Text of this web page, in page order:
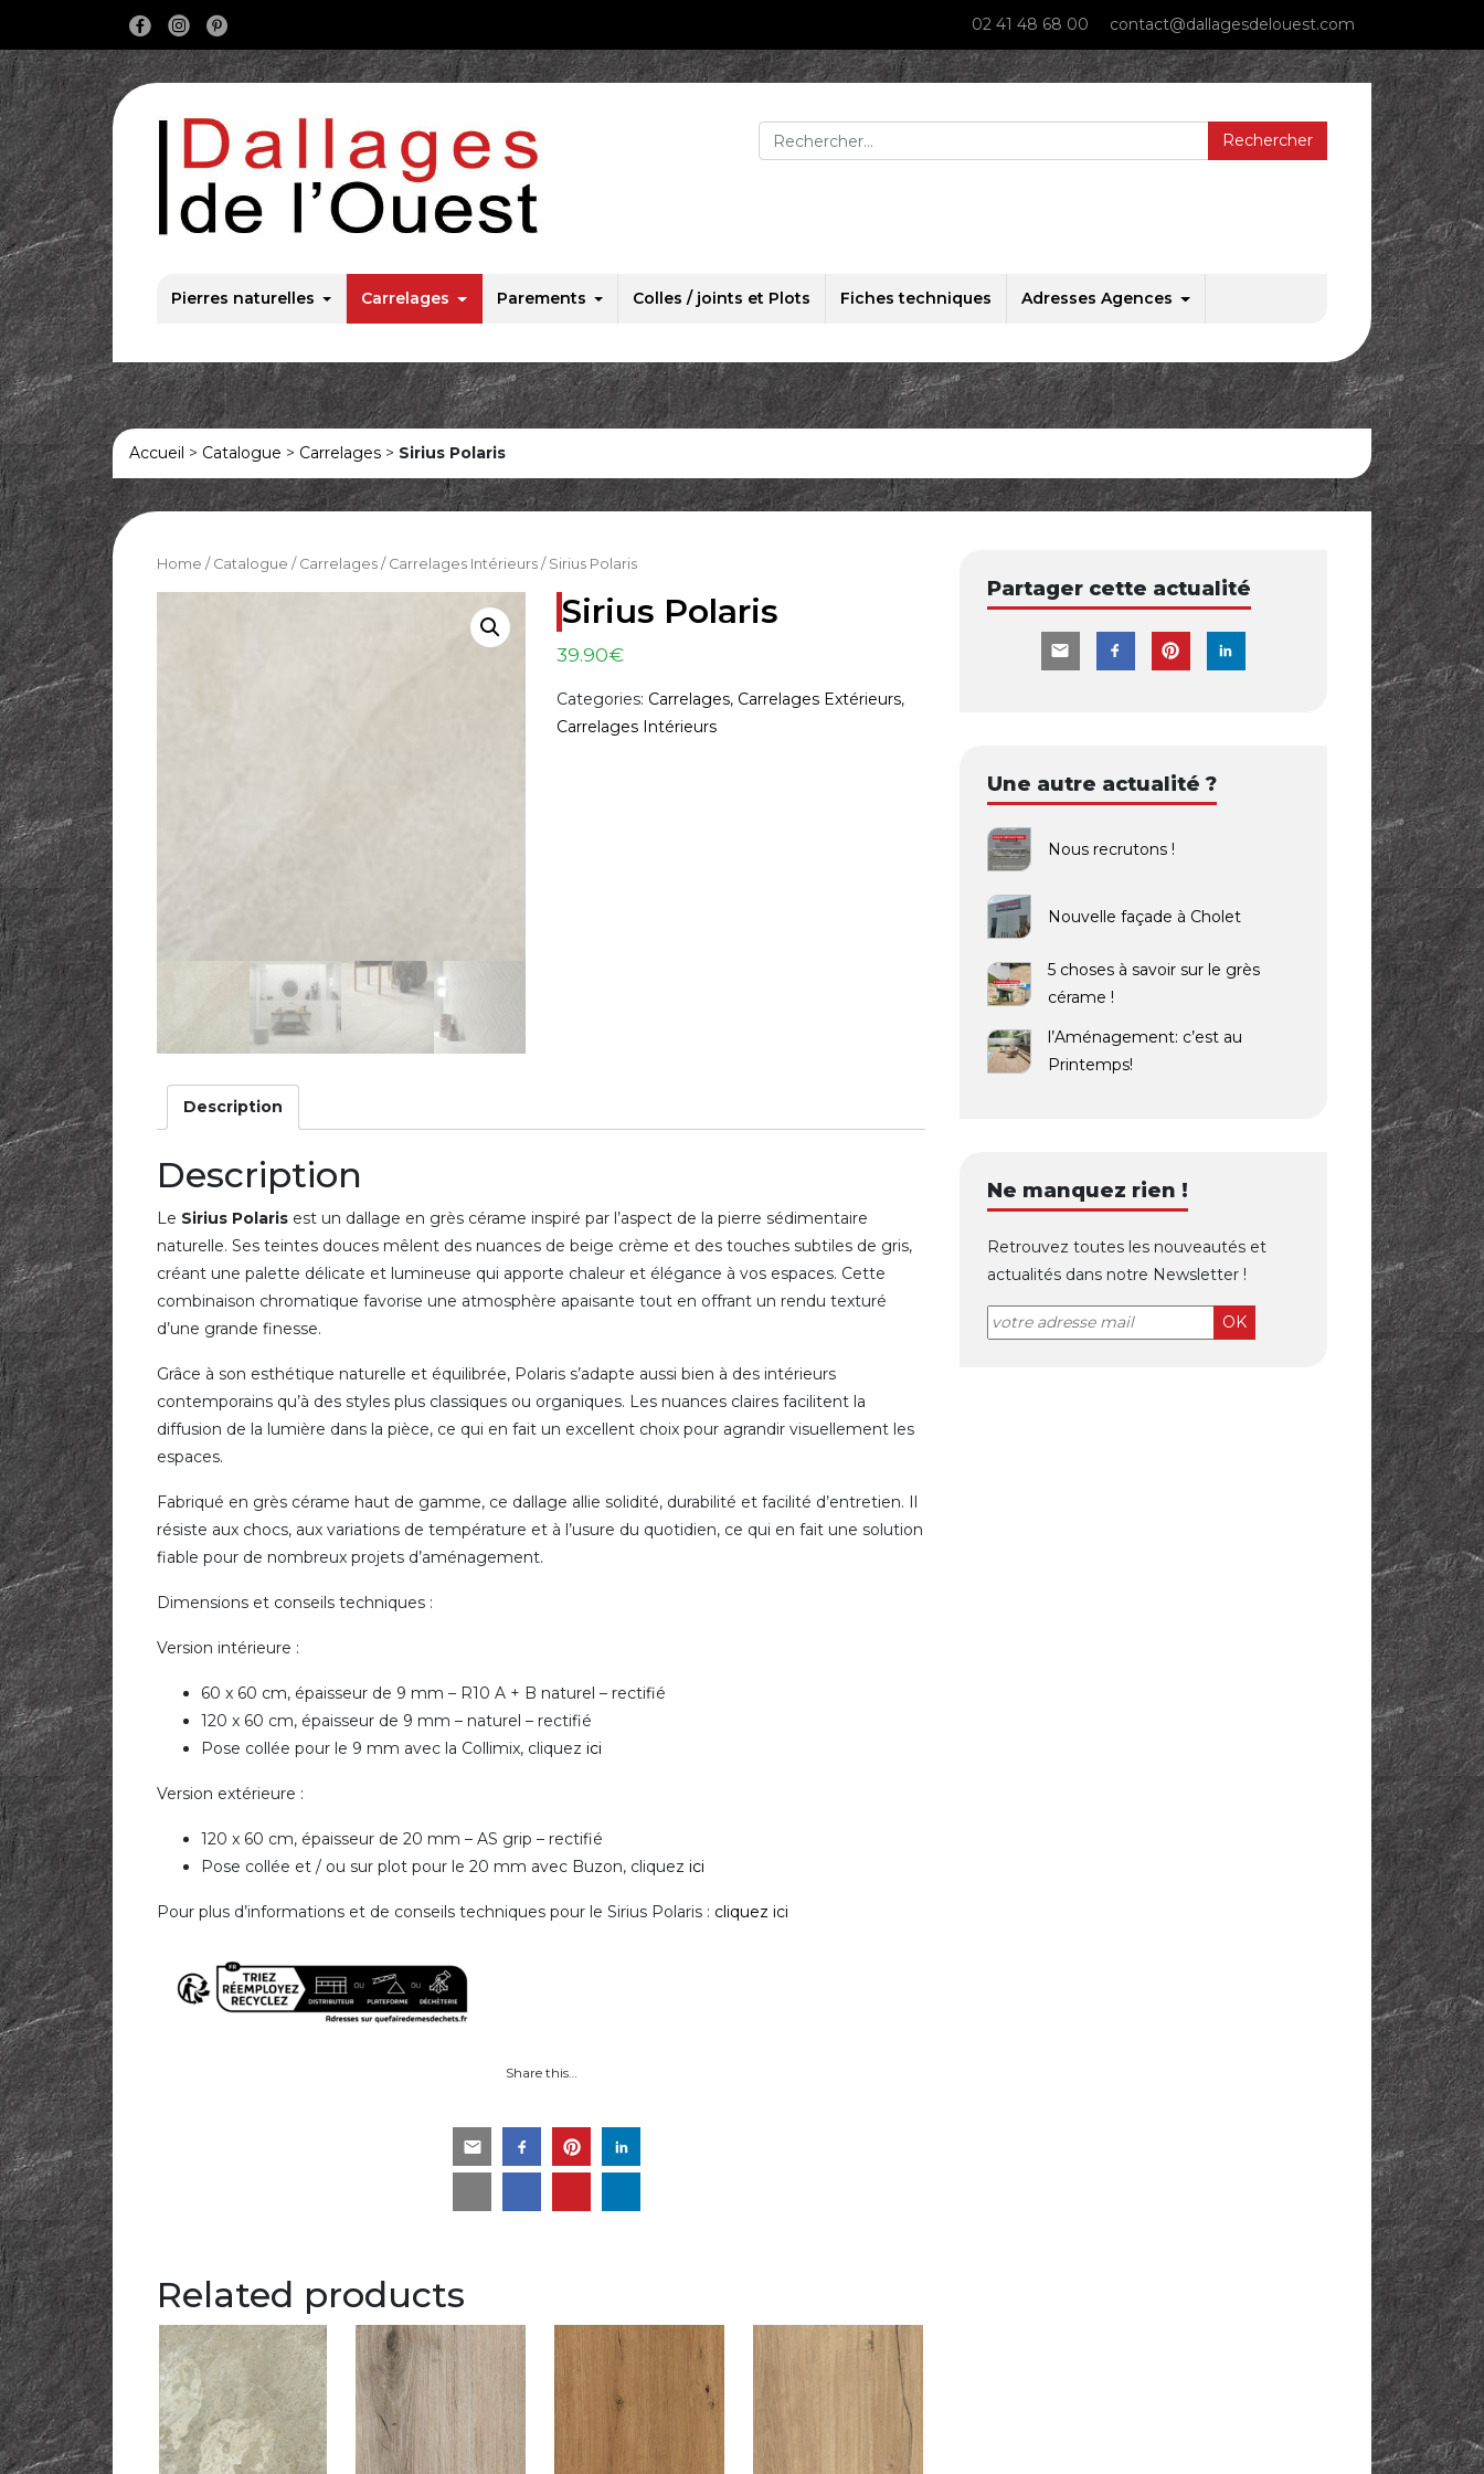
Main Navigation 02 41 48 68 00 contact@dallagesdelouest.com
Rechercher :
Pierres naturelles Carrelages Parements Colles / joints et Plots Fiches techniques Adresses Agences
Accueil > Catalogue > Carrelages > Sirius Polaris
Home / Catalogue / Carrelages / Carrelages Intérieurs / Sirius Polaris
Sirius Polaris
39.90€
Categories: Carrelages, Carrelages Extérieurs,
Carrelages Intérieurs
Description
Description
Le Sirius Polaris est un dallage en grès cérame inspiré par l’aspect de la pierre sédimentaire
naturelle. Ses teintes douces mêlent des nuances de beige crème et des touches subtiles de gris,
créant une palette délicate et lumineuse qui apporte chaleur et élégance à vos espaces. Cette
combinaison chromatique favorise une atmosphère apaisante tout en offrant un rendu texturé
d’une grande finesse.
Grâce à son esthétique naturelle et équilibrée, Polaris s’adapte aussi bien à des intérieurs
contemporains qu’à des styles plus classiques ou organiques. Les nuances claires facilitent la
diffusion de la lumière dans la pièce, ce qui en fait un excellent choix pour agrandir visuellement les
espaces.
Fabriqué en grès cérame haut de gamme, ce dallage allie solidité, durabilité et facilité d’entretien. Il
résiste aux chocs, aux variations de température et à l’usure du quotidien, ce qui en fait une solution
fiable pour de nombreux projets d’aménagement.
Dimensions et conseils techniques :
Version intérieure :
60 x 60 cm, épaisseur de 9 mm – R10 A + B naturel – rectifié
120 x 60 cm, épaisseur de 9 mm – naturel – rectifié
Pose collée pour le 9 mm avec la Collimix, cliquez ici
Version extérieure :
120 x 60 cm, épaisseur de 20 mm – AS grip – rectifié
Pose collée et / ou sur plot pour le 20 mm avec Buzon, cliquez ici
Pour plus d’informations et de conseils techniques pour le Sirius Polaris : cliquez ici
Share this…
Related products
Partager cette actualité
Une autre actualité ?
Nous recrutons !
Nouvelle façade à Cholet
5 choses à savoir sur le grès
cérame !
l’Aménagement: c’est au
Printemps!
Ne manquez rien !
Retrouvez toutes les nouveautés et
actualités dans notre Newsletter !
OK